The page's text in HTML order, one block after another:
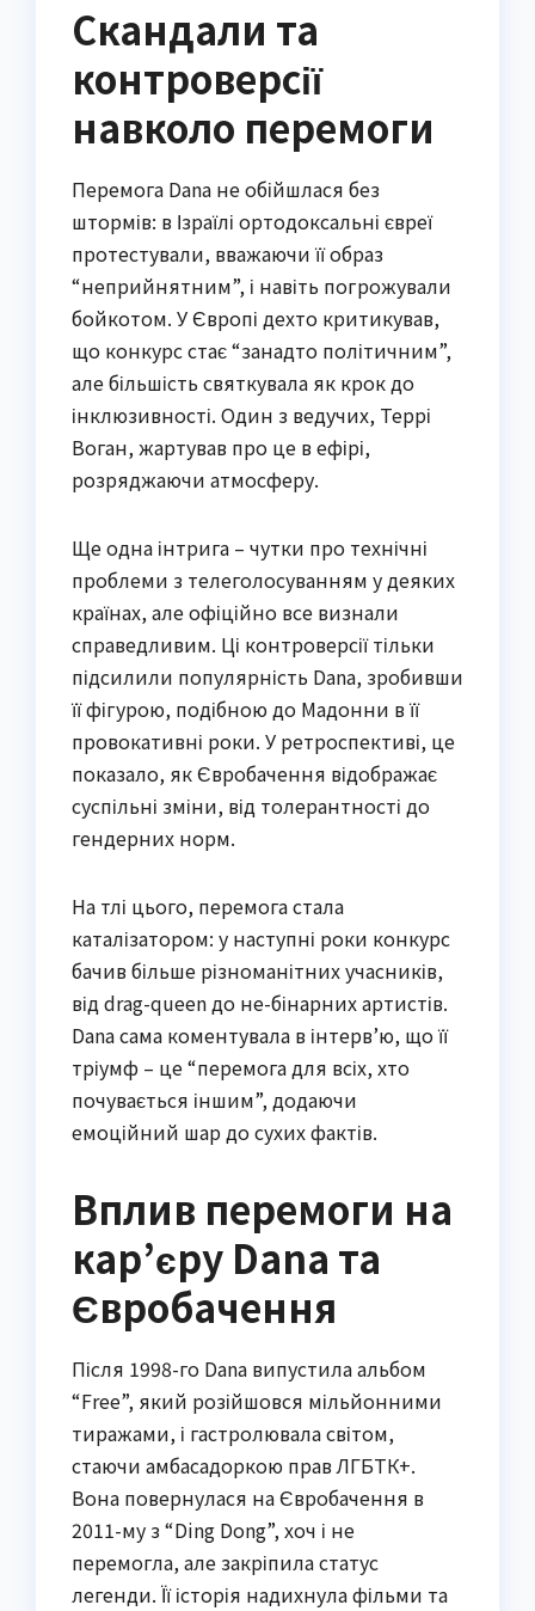
Скандали та
контроверсії
навколо перемоги
Перемога Dana не обійшлася без
штормів: в Ізраїлі ортодоксальні євреї
протестували, вважаючи її образ
“неприйнятним”, і навіть погрожували
бойкотом. У Європі дехто критикував,
що конкурс стає “занадто політичним”,
але більшість святкувала як крок до
інклюзивності. Один з ведучих, Террі
Воган, жартував про це в ефірі,
розряджаючи атмосферу.
Ще одна інтрига – чутки про технічні
проблеми з телеголосуванням у деяких
країнах, але офіційно все визнали
справедливим. Ці контроверсії тільки
підсилили популярність Dana, зробивши
її фігурою, подібною до Мадонни в її
провокативні роки. У ретроспективі, це
показало, як Євробачення відображає
суспільні зміни, від толерантності до
гендерних норм.
На тлі цього, перемога стала
каталізатором: у наступні роки конкурс
бачив більше різноманітних учасників,
від drag-queen до не-бінарних артистів.
Dana сама коментувала в інтерв’ю, що її
тріумф – це “перемога для всіх, хто
почувається іншим”, додаючи
емоційний шар до сухих фактів.
Вплив перемоги на
кар’єру Dana та
Євробачення
Після 1998-го Dana випустила альбом
“Free”, який розійшовся мільйонними
тиражами, і гастролювала світом,
стаючи амбасадоркою прав ЛГБТК+.
Вона повернулася на Євробачення в
2011-му з “Ding Dong”, хоч і не
перемогла, але закріпила статус
легенди. Її історія надихнула фільми та